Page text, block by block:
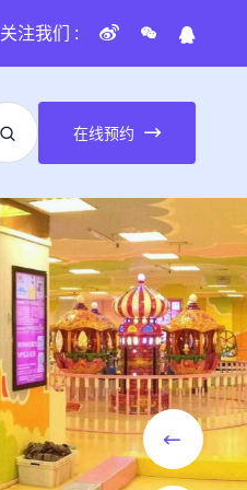
关注我们 :
在线预约